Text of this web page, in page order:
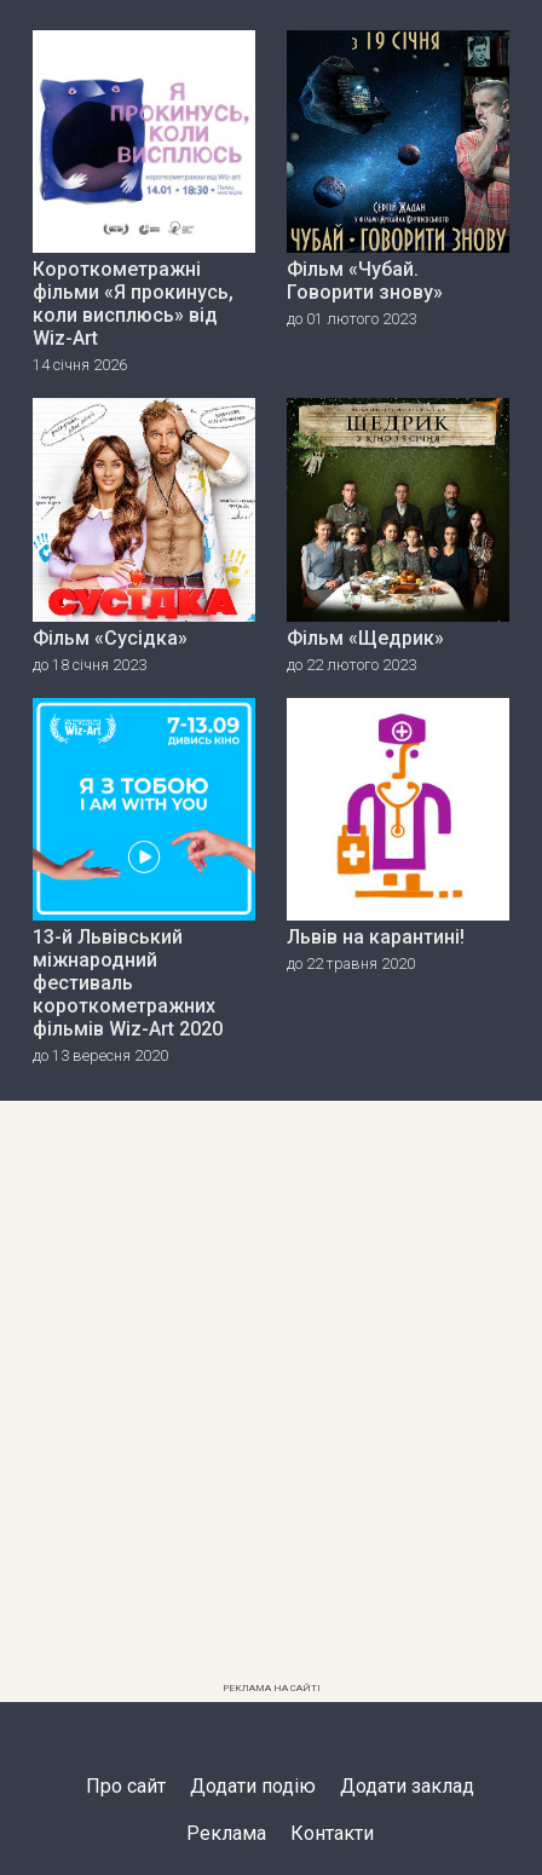
Короткометражні
фільми «Я прокинусь,
коли висплюсь» від
Wiz-Art
14 січня 2026
Фільм «Чубай.
Говорити знову»
до 01 лютого 2023
Фільм «Сусідка»
до 18 січня 2023
Фільм «Щедрик»
до 22 лютого 2023
13-й Львівський
міжнародний
фестиваль
короткометражних
фільмів Wiz-Art 2020
до 13 вересня 2020
Львів на карантині!
до 22 травня 2020
РЕКЛАМА НА САЙТІ
Про сайт Додати подію Додати заклад
Реклама Контакти